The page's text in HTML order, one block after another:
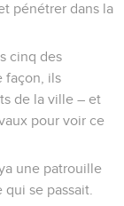
pénétrer dans la
cinq des
façon, ils
de la ville – et
pour voir ce
une patrouille
se passait.